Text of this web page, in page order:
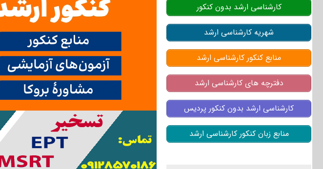
کارشناسی ارشد بدون کنکور
شهریه کارشناسی ارشد
منابع کنکور کارشناسی ارشد
دفترچه های کارشناسی ارشد
کارشناسی ارشد بدون کنکور پردیس
منابع زبان کنکور کارشناسی ارشد